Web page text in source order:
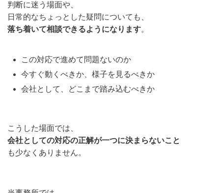
判断に迷う場面や、
日常的なちょっとした疑問についても、
落ち着いて相談できるようになります。
この対応で進めて問題ないのか
今すぐ動くべきか、様子を見るべきか
会社として、どこまで踏み込むべきか
こうした場面では、
会社としての対応の正解が一つに決まらないこと
も少なくありません。